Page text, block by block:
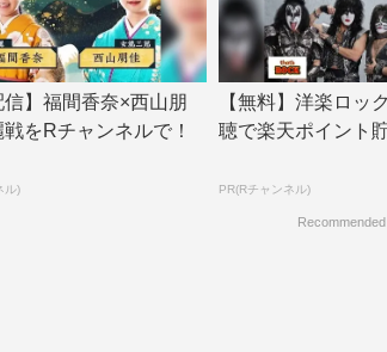
信】福間香奈×西山朋
をRチャンネルで！
ル)
【無料】洋楽ロッ
聴で楽天ポイント
PR(Rチャンネル)